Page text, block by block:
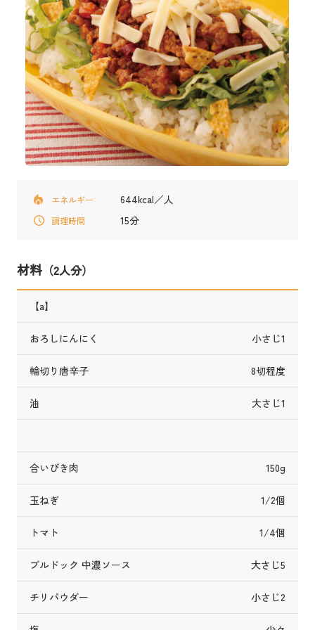
エネルギー 644kcal／人
調理時間 15分
材料（2人分）
【a】
おろしにんにく 小さじ1
輪切り唐辛子 8切程度
油 大さじ1
合いびき肉 150g
玉ねぎ 1/2個
トマト 1/4個
ブルドック 中濃ソース 大さじ5
チリパウダー 小さじ2